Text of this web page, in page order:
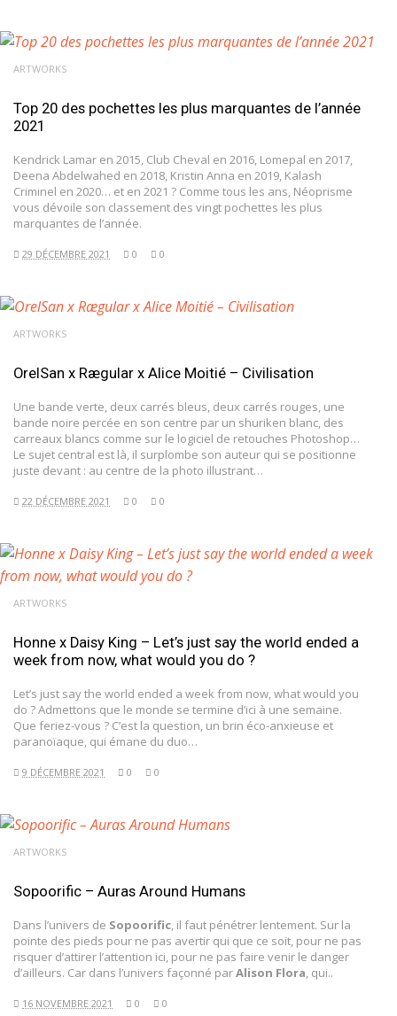
ARTWORKS
Top 20 des pochettes les plus marquantes de l’année
2021
Kendrick Lamar en 2015, Club Cheval en 2016, Lomepal en 2017,
Deena Abdelwahed en 2018, Kristin Anna en 2019, Kalash
Criminel en 2020… et en 2021 ? Comme tous les ans, Néoprisme
vous dévoile son classement des vingt pochettes les plus
marquantes de l’année.
29 DÉCEMBRE 2021 0 0
ARTWORKS
OrelSan x Rægular x Alice Moitié – Civilisation
Une bande verte, deux carrés bleus, deux carrés rouges, une
bande noire percée en son centre par un shuriken blanc, des
carreaux blancs comme sur le logiciel de retouches Photoshop…
Le sujet central est là, il surplombe son auteur qui se positionne
juste devant : au centre de la photo illustrant…
22 DÉCEMBRE 2021 0 0
ARTWORKS
Honne x Daisy King – Let’s just say the world ended a
week from now, what would you do ?
Let’s just say the world ended a week from now, what would you
do ? Admettons que le monde se termine d’ici à une semaine.
Que feriez-vous ? C’est la question, un brin éco-anxieuse et
paranoïaque, qui émane du duo…
9 DÉCEMBRE 2021 0 0
ARTWORKS
Sopoorific – Auras Around Humans
Dans l’univers de Sopoorific, il faut pénétrer lentement. Sur la
pointe des pieds pour ne pas avertir qui que ce soit, pour ne pas
risquer d’attirer l’attention ici, pour ne pas faire venir le danger
d’ailleurs. Car dans l’univers façonné parAlison Flora, qui..
16 NOVEMBRE 2021 0 0